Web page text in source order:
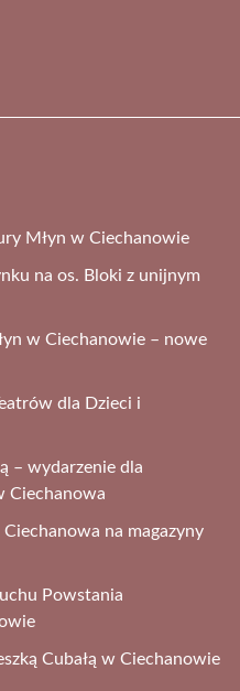
Młyn w Ciechanowie
na os. Bloki z unijnym
w Ciechanowie – nowe
dla Dzieci i
– wydarzenie dla
Ciechanowa
na magazyny
Powstania
Cubałą w Ciechanowie